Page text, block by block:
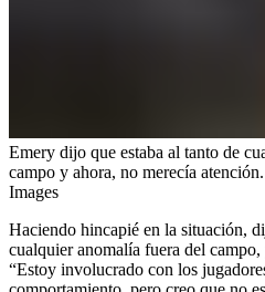
Emery dijo que estaba al tanto de
campo y ahora, no merecía atención.
Images
Haciendo hincapié en la situación,
cualquier anomalía fuera del
“Estoy involucrado con los